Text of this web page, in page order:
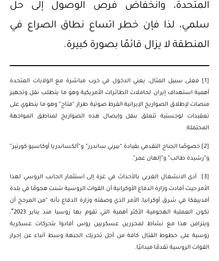
المتحدة، وانخفاض فرص الوصول إلى حل
سلمي، لذا فإن خطر اتساع نطاق الصراع في
المنطقة لا يزال قائمًا بصورة كبيرة.
[1]
فعلى سبيل المثال، يعني الدخول في حرب مباشرة مع الولايات المتحدة
أهمية استهداف إيران لحاملات الطائرات الأمريكية وهو ما يتطلب نقل وتجهيز
منصات لإطلاق الصواريخ الإيرانية الفرط صوتية طراز “فتاح” وهو ما ينطوي على
تعقيدات لوجستية تتعلق بنقل وإيصال هذه الصواريخ لمناطق المواجهة
المحتملة.
[2]
خصوصًا الجناح التقدمي بقيادة “بيرني ساندرز” و”ألكساندريا أوكاسيو كورتيز”
و”رشيدة طالب” و”إلهان عمر”.
[3]
أدى الانشغال الغربي بالأحداث في غزة إلى استثمار الجانب الروسي لهذا
الأمر حيث أفادت وزارة الدفاع الأوكرانية أن القوات الروسية شنت هجومًا في بلدة
أفدييفكا في شرق أوكرانيا، الأمر الذي وصفته وزارة الدفاع بأنه “من المرجح أن
تكون العملية الهجومية الأكثر أهمية التي تقوم بها روسيا منذ يناير 2023″،
ويتزامن هذا مع نشاط لمحررين عسكريين روس أفادوا بتحركات عسكرية
روسية على خطوط القتال كافة من أجل تحريك الجبهة وسط أنباء عن إحراز
القوات الروسية تقدمًا ميدانيًا.